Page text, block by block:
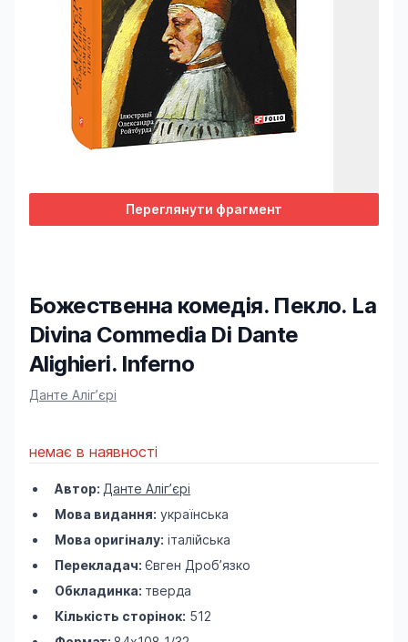
Переглянути фрагмент
Божественна комедія. Пекло. La
Divina Commedia Di Dante
Alighieri. Inferno
Product information
Данте Аліг’єрі
немає в наявності
Автор: Данте Аліг’єрі
Мова видання: українська
Мова оригіналу: італійська
Перекладач: Євген Дроб’язко
Обкладинка: тверда
Кількість сторінок: 512